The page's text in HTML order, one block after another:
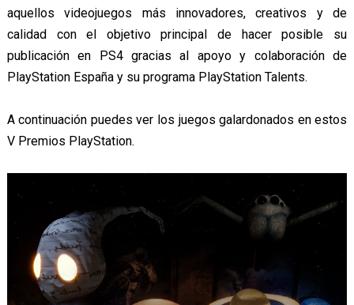
aquellos videojuegos más innovadores, creativos y de
calidad con el objetivo principal de hacer posible su
publicación en PS4 gracias al apoyo y colaboración de
PlayStation España y su programa PlayStation Talents.
A continuación puedes ver los juegos galardonados en estos
V Premios PlayStation.